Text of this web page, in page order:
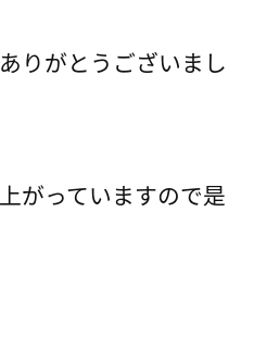
りがとうございまし
がっていますので是